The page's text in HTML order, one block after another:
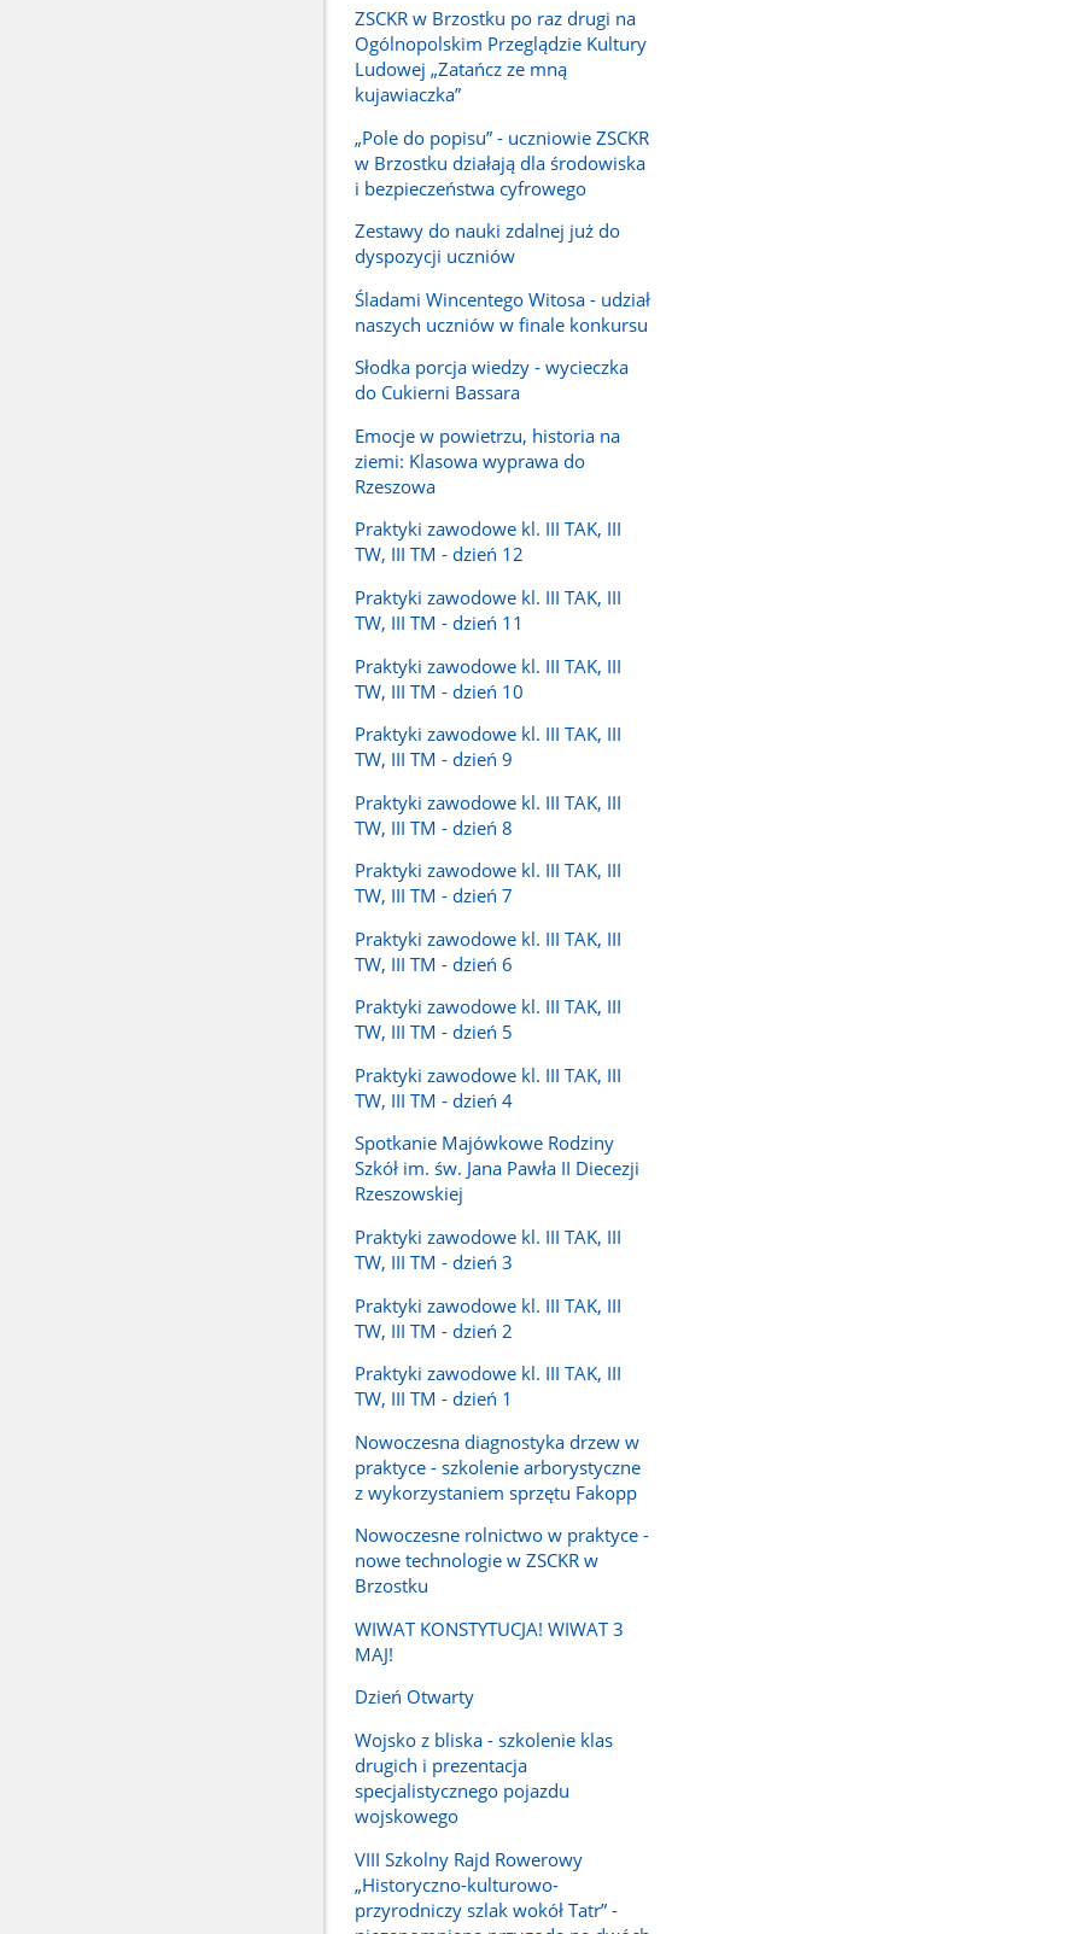
ZSCKR w Brzostku po raz drugi na
Ogólnopolskim Przeglądzie Kultury
Ludowej „Zatańcz ze mną
kujawiaczka”
„Pole do popisu” - uczniowie ZSCKR
w Brzostku działają dla środowiska
i bezpieczeństwa cyfrowego
Zestawy do nauki zdalnej już do
dyspozycji uczniów
Śladami Wincentego Witosa - udział
naszych uczniów w finale konkursu
Słodka porcja wiedzy - wycieczka
do Cukierni Bassara
Emocje w powietrzu, historia na
ziemi: Klasowa wyprawa do
Rzeszowa
Praktyki zawodowe kl. III TAK, III
TW, III TM - dzień 12
Praktyki zawodowe kl. III TAK, III
TW, III TM - dzień 11
Praktyki zawodowe kl. III TAK, III
TW, III TM - dzień 10
Praktyki zawodowe kl. III TAK, III
TW, III TM - dzień 9
Praktyki zawodowe kl. III TAK, III
TW, III TM - dzień 8
Praktyki zawodowe kl. III TAK, III
TW, III TM - dzień 7
Praktyki zawodowe kl. III TAK, III
TW, III TM - dzień 6
Praktyki zawodowe kl. III TAK, III
TW, III TM - dzień 5
Praktyki zawodowe kl. III TAK, III
TW, III TM - dzień 4
Spotkanie Majówkowe Rodziny
Szkół im. św. Jana Pawła II Diecezji
Rzeszowskiej
Praktyki zawodowe kl. III TAK, III
TW, III TM - dzień 3
Praktyki zawodowe kl. III TAK, III
TW, III TM - dzień 2
Praktyki zawodowe kl. III TAK, III
TW, III TM - dzień 1
Nowoczesna diagnostyka drzew w
praktyce - szkolenie arborystyczne
z wykorzystaniem sprzętu Fakopp
Nowoczesne rolnictwo w praktyce -
nowe technologie w ZSCKR w
Brzostku
WIWAT KONSTYTUCJA! WIWAT 3
MAJ!
Dzień Otwarty
Wojsko z bliska - szkolenie klas
drugich i prezentacja
specjalistycznego pojazdu
wojskowego
VIII Szkolny Rajd Rowerowy
„Historyczno-kulturowo-
przyrodniczy szlak wokół Tatr” -